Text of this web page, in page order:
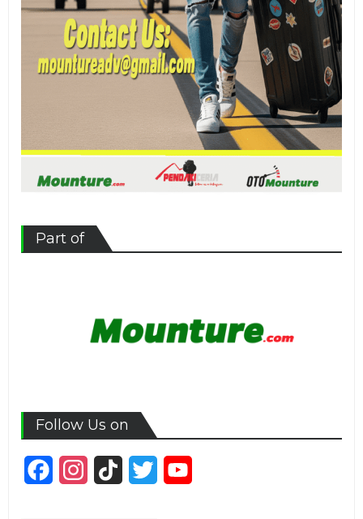
Part of
Follow Us on
FacebookInstagram
TikTok Twitter